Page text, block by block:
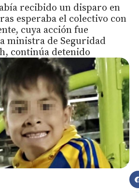
recibido un disparo en
esperaba el colectivo con
cuya acción fue
ministra de Seguridad
continúa detenido